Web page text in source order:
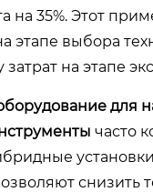
на 35%. Этот
этапе выбора
затрат на этапе
для
часто
снизить